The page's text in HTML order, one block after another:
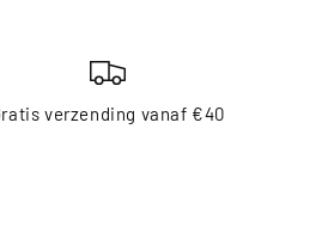
verzending vanaf €40